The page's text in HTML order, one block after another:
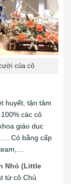
của cô
huyết, tận tâm
các cô
giáo dục
Có bằng cấp
Nhỏ (Little
từ cô Chủ